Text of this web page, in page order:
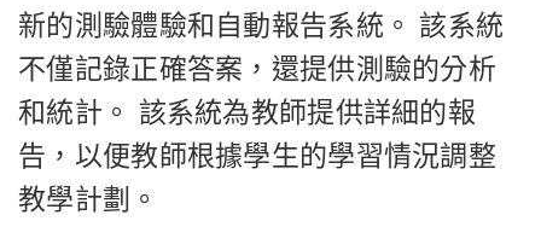
新的測驗體驗和自動報告系統。 該系統
不僅記錄正確答案，還提供測驗的分析
和統計。 該系統為教師提供詳細的報
告，以便教師根據學生的學習情況調整
教學計劃。